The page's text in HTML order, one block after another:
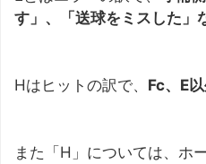
す」、「送球をミスした」
Hはヒットの訳で、 Fc、E
また「H」については、ホ